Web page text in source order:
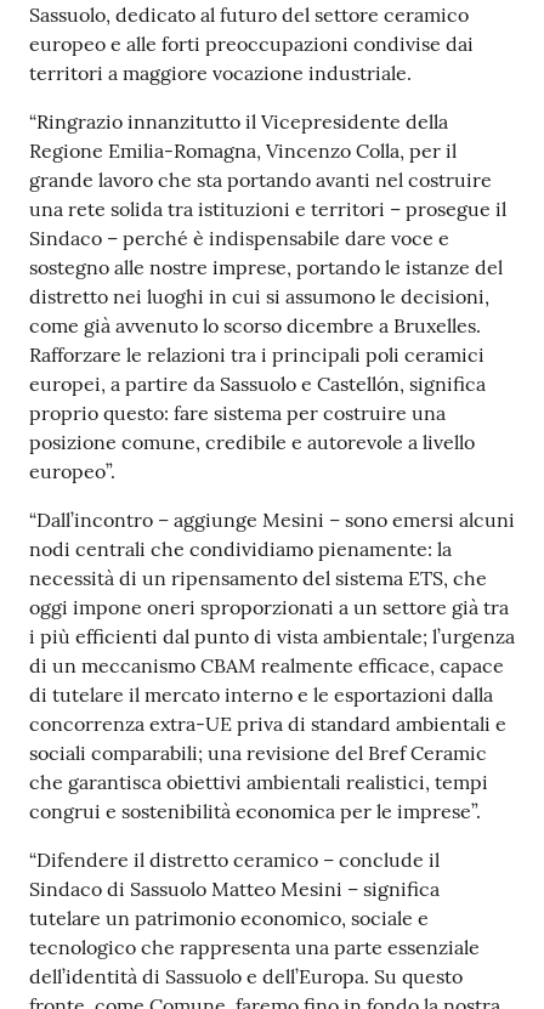
Sassuolo, dedicato al futuro del settore ceramico
europeo e alle forti preoccupazioni condivise dai
territori a maggiore vocazione industriale.
“Ringrazio innanzitutto il Vicepresidente della
Regione Emilia-Romagna, Vincenzo Colla, per il
grande lavoro che sta portando avanti nel costruire
una rete solida tra istituzioni e territori – prosegue il
Sindaco – perché è indispensabile dare voce e
sostegno alle nostre imprese, portando le istanze del
distretto nei luoghi in cui si assumono le decisioni,
come già avvenuto lo scorso dicembre a Bruxelles.
Rafforzare le relazioni tra i principali poli ceramici
europei, a partire da Sassuolo e Castellón, significa
proprio questo: fare sistema per costruire una
posizione comune, credibile e autorevole a livello
europeo”.
“Dall’incontro – aggiunge Mesini – sono emersi alcuni
nodi centrali che condividiamo pienamente: la
necessità di un ripensamento del sistema ETS, che
oggi impone oneri sproporzionati a un settore già tra
i più efficienti dal punto di vista ambientale; l’urgenza
di un meccanismo CBAM realmente efficace, capace
di tutelare il mercato interno e le esportazioni dalla
concorrenza extra-UE priva di standard ambientali e
sociali comparabili; una revisione del Bref Ceramic
che garantisca obiettivi ambientali realistici, tempi
congrui e sostenibilità economica per le imprese”.
“Difendere il distretto ceramico – conclude il
Sindaco di Sassuolo Matteo Mesini – significa
tutelare un patrimonio economico, sociale e
tecnologico che rappresenta una parte essenziale
dell’identità di Sassuolo e dell’Europa. Su questo